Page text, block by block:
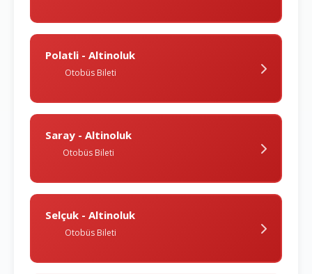
Polatli - Altinoluk
Otobüs Bileti
Saray - Altinoluk
Otobüs Bileti
Selçuk - Altinoluk
Otobüs Bileti